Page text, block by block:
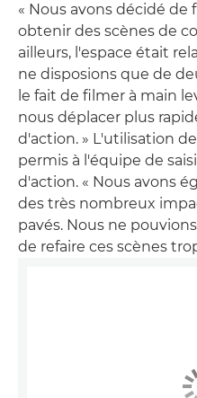
« Nous avons décidé
obtenir des scènes de
ailleurs, l'espace était
ne disposions que de
le fait de filmer à main
nous déplacer plus
d'action. » L'utilisation
permis à l'équipe de
d'action. « Nous avons
des très nombreux
pavés. Nous ne
de refaire ces scènes